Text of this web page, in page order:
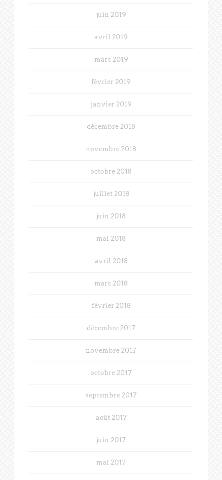
juin 2019
avril 2019
mars 2019
février 2019
janvier 2019
décembre 2018
novembre 2018
octobre 2018
juillet 2018
juin 2018
mai 2018
avril 2018
mars 2018
février 2018
décembre 2017
novembre 2017
octobre 2017
septembre 2017
août 2017
juin 2017
mai 2017